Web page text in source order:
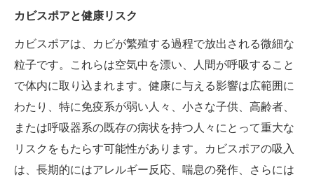
カビスポアと健康リスク
カビスポアは、カビが繁殖する過程で放出される微細な
粒子です。これらは空気中を漂い、人間が呼吸すること
で体内に取り込まれます。健康に与える影響は広範囲に
わたり、特に免疫系が弱い人々、小さな子供、高齢者、
または呼吸器系の既存の病状を持つ人々にとって重大な
リスクをもたらす可能性があります。カビスポアの吸入
は、長期的にはアレルギー反応、喘息の発作、さらには